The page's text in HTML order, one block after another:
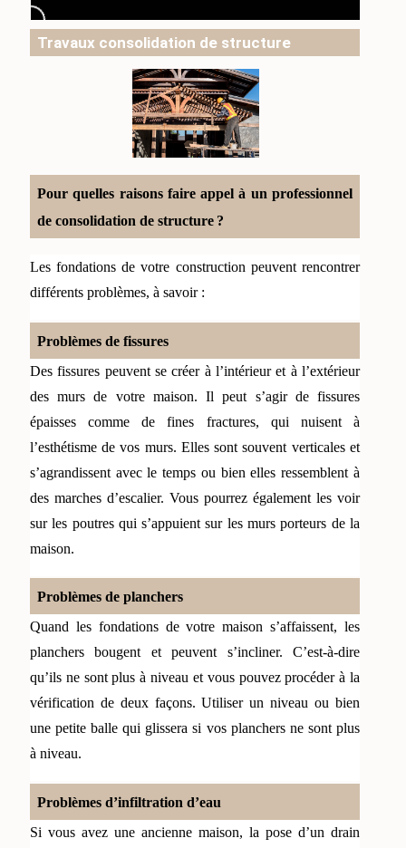
Travaux consolidation de structure
Pour quelles raisons faire appel à un professionnel
de consolidation de structure ?
Les fondations de votre construction peuvent rencontrer
différents problèmes, à savoir :
Problèmes de fissures
Des fissures peuvent se créer à l’intérieur et à l’extérieur
des murs de votre maison. Il peut s’agir de fissures
épaisses comme de fines fractures, qui nuisent à
l’esthétisme de vos murs. Elles sont souvent verticales et
s’agrandissent avec le temps ou bien elles ressemblent à
des marches d’escalier. Vous pourrez également les voir
sur les poutres qui s’appuient sur les murs porteurs de la
maison.
Problèmes de planchers
Quand les fondations de votre maison s’affaissent, les
planchers bougent et peuvent s’incliner. C’est-à-dire
qu’ils ne sont plus à niveau et vous pouvez procéder à la
vérification de deux façons. Utiliser un niveau ou bien
une petite balle qui glissera si vos planchers ne sont plus
à niveau.
Problèmes d’infiltration d’eau
Si vous avez une ancienne maison, la pose d’un drain